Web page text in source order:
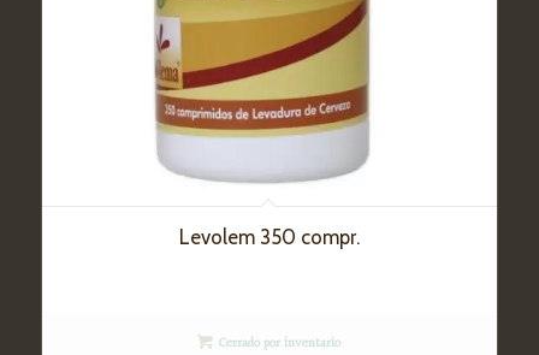
Levolem 350 compr.
Cerrado por inventario